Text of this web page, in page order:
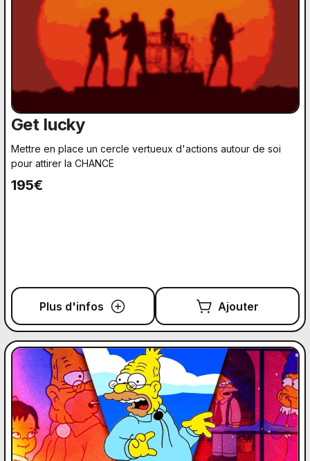
Get lucky
Mettre en place un cercle vertueux d'actions autour de soi
pour attirer la CHANCE
195€
Plus d'infos Ajouter